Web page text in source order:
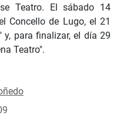
Teatro. El sábado 14
Concello de Lugo, el 21
y, para finalizar, el día 29
Teatro".